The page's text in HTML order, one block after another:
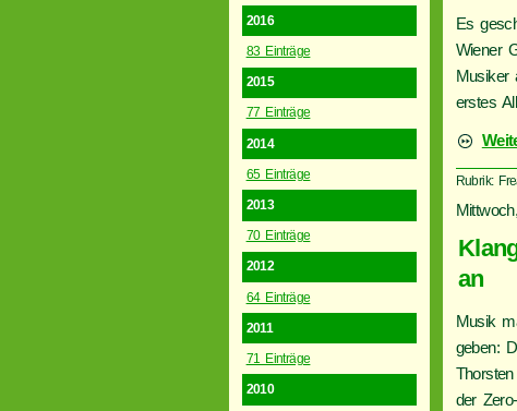
2016
83 Einträge
2015
77 Einträge
2014
65 Einträge
2013
70 Einträge
2012
64 Einträge
2011
71 Einträge
2010
Es
Wiener
Musiker
erstes
Rubrik:
an
Musik
geben:
der